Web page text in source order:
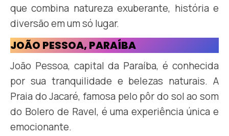
que combina natureza exuberante, história e
diversão em um só lugar.
JOÃO PESSOA, PARAÍBA
João Pessoa, capital da Paraíba, é conhecida
por sua tranquilidade e belezas naturais. A
Praia do Jacaré, famosa pelo pôr do sol ao som
do Bolero de Ravel, é uma experiência única e
emocionante.